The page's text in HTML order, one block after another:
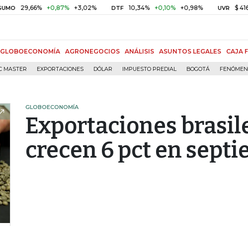
29,66% +0,87% +3,02% DTF 10,34% +0,10% +0,98% UVR $ 416,81
GLOBOECONOMÍA AGRONEGOCIOS ANÁLISIS ASUNTOS LEGALES CAJA
MASTER EXPORTACIONES DÓLAR IMPUESTO PREDIAL BOGOTÁ
GLOBOECONOMÍA
Exportaciones
crecen 6 pct en